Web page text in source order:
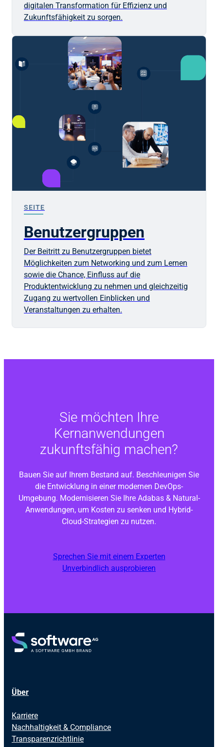
digitalen Transformation für Effizienz und
Zukunftsfähigkeit zu sorgen.
SEITE
Benutzergruppen
Der Beitritt zu Benutzergruppen bietet
Möglichkeiten zum Networking und zum Lernen
sowie die Chance, Einfluss auf die
Produktentwicklung zu nehmen und gleichzeitig
Zugang zu wertvollen Einblicken und
Veranstaltungen zu erhalten.
Sie möchten Ihre
Kernanwendungen
zukunftsfähig machen?
Bauen Sie auf Ihrem Bestand auf. Beschleunigen Sie
die Entwicklung in einer modernen DevOps-
Umgebung. Modernisieren Sie Ihre Adabas & Natural-
Anwendungen, um Kosten zu senken und Hybrid-
Cloud-Strategien zu nutzen.
Sprechen Sie mit einem Experten
Unverbindlich ausprobieren
Über
Karriere
Nachhaltigkeit & Compliance
Transparenzrichtlinie